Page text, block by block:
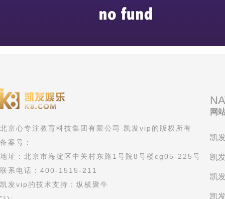
北京心专注教育科技集团有限公司 凯发vip的版权所有
备案号：
地址：北京市海淀区中关村东路1号院8号楼cg05-225号
联系电话：400-1515-211
凯发vip的技术支持：纵横聚牛
网
凯
凯
凯
凯